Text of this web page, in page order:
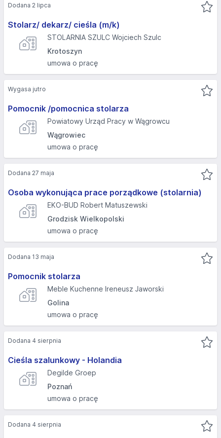
Stolarz/ dekarz/ cieśla (m/k)
STOLARNIA SZULC Wojciech Szulc
Krotoszyn
umowa o pracę
Dodana 2 lipca
Pomocnik /pomocnica stolarza
Powiatowy Urząd Pracy w Wągrowcu
Wągrowiec
umowa o pracę
Wygasa jutro
Osoba wykonująca prace porządkowe (stolarnia)
EKO-BUD Robert Matuszewski
Grodzisk Wielkopolski
umowa o pracę
Dodana 27 maja
Pomocnik stolarza
Meble Kuchenne Ireneusz Jaworski
Golina
umowa o pracę
Dodana 13 maja
Cieśla szalunkowy - Holandia
Degilde Groep
Poznań
umowa o pracę
Dodana 4 sierpnia
Dodana 4 sierpnia